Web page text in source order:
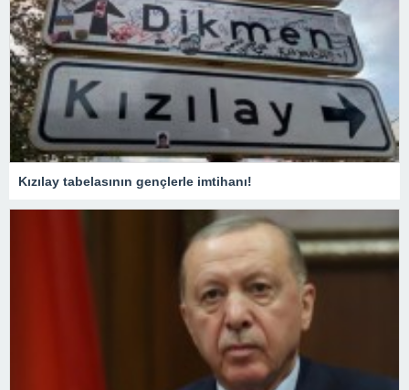
Kızılay tabelasının gençlerle imtihanı!